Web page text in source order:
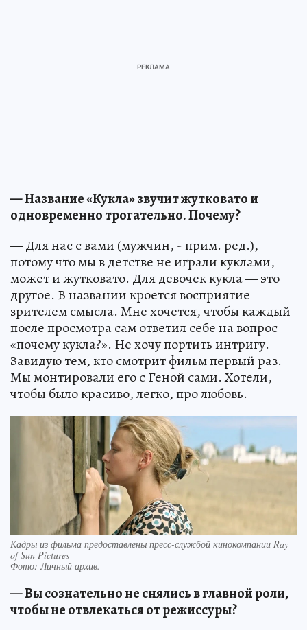
— Название «Кукла» звучит жутковато и
одновременно трогательно. Почему?
— Для нас с вами (мужчин, - прим. ред.),
потому что мы в детстве не играли куклами,
может и жутковато. Для девочек кукла — это
другое. В названии кроется восприятие
зрителем смысла. Мне хочется, чтобы каждый
после просмотра сам ответил себе на вопрос
«почему кукла?». Не хочу портить интригу.
Завидую тем, кто смотрит фильм первый раз.
Мы монтировали его с Геной сами. Хотели,
чтобы было красиво, легко, про любовь.
Кадры из фильма предоставлены пресс-службой кинокомпании Ray
of Sun Pictures
Фото:Личный архив.
— Вы сознательно не снялись в главной роли,
чтобы не отвлекаться от режиссуры?